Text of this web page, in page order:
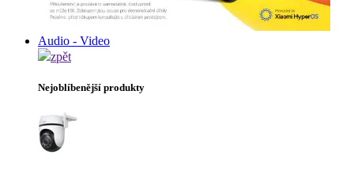
Audio - Video
zpět
Nejoblíbenější produkty